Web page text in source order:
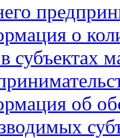
о
субъектах
об